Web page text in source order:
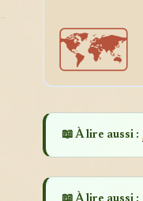
🗺️
📖 À lire aussi :